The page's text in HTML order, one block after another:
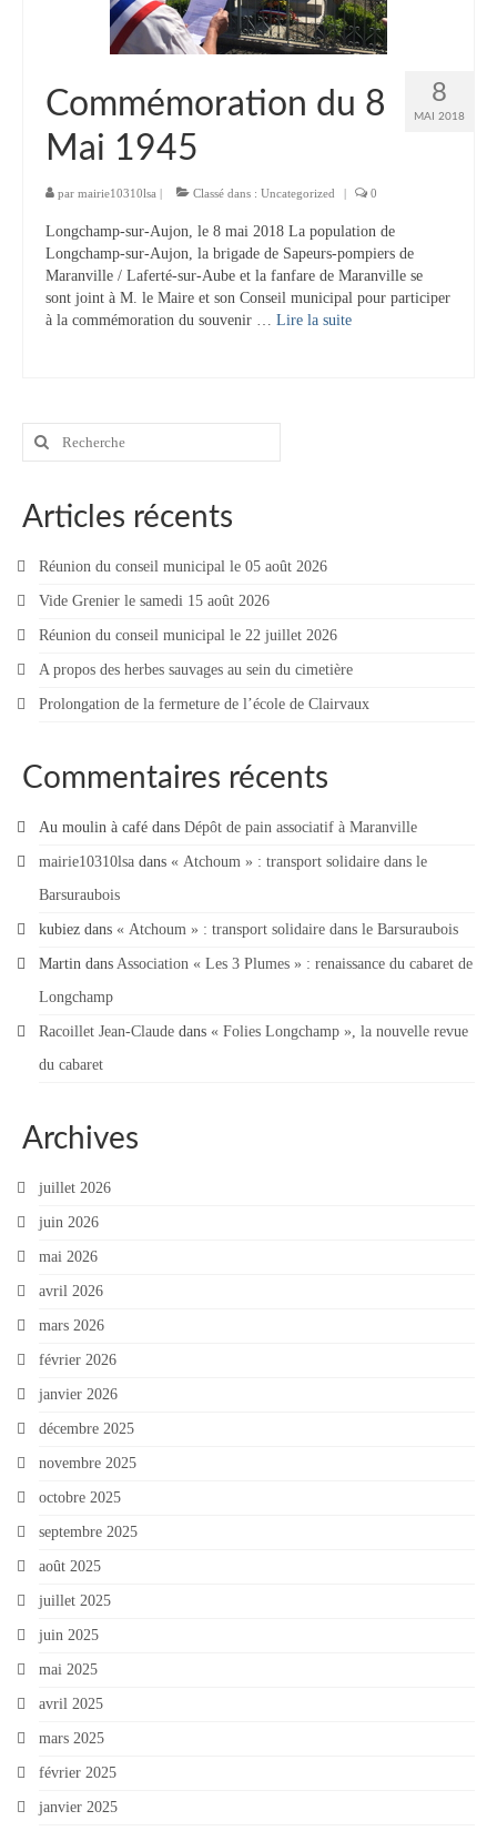
La Communauté de communes
(CCRB)
Budget communal & fiscalité
Vie scolaire
Scolarité
Vie associative
Les associations
8
MAI 2018
Commémoration du 8
Mai 1945
par mairie10310lsa Classé dans : Uncategorized 0
Longchamp-sur-Aujon, le 8 mai 2018 La population de
Longchamp-sur-Aujon, la brigade de Sapeurs-pompiers de
Maranville / Laferté-sur-Aube et la fanfare de Maranville se
sont joint à M. le Maire et son Conseil municipal pour participer
à la commémoration du souvenir … Lire la suite­­
Rechercher
Articles récents
Réunion du conseil municipal le 05 août 2026
Vide Grenier le samedi 15 août 2026
Réunion du conseil municipal le 22 juillet 2026
A propos des herbes sauvages au sein du cimetière
Prolongation de la fermeture de l’école de Clairvaux
Commentaires récents
Au moulin à café dans Dépôt de pain associatif à Maranville
mairie10310lsa dans « Atchoum » : transport solidaire dans le
Barsuraubois
kubiez dans « Atchoum » : transport solidaire dans le Barsuraubois
Martin dans Association « Les 3 Plumes » : renaissance du cabaret de
Longchamp
Racoillet Jean-Claude dans « Folies Longchamp », la nouvelle revue
du cabaret
Archives
juillet 2026
juin 2026
mai 2026
avril 2026
mars 2026
février 2026
janvier 2026
décembre 2025
novembre 2025
octobre 2025
septembre 2025
août 2025
juillet 2025
juin 2025
mai 2025
avril 2025
mars 2025
février 2025
janvier 2025